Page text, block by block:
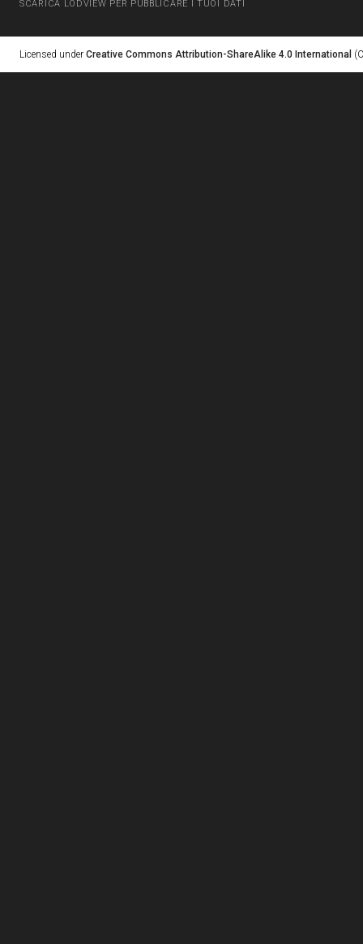
SCARICA LODVIEW PER PUBBLICARE I TUOI DATI
Licensed under Creative Commons Attribution-ShareAlike 4.0 International